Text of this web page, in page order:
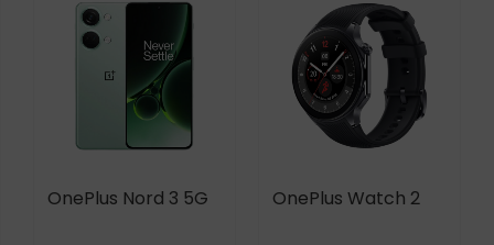
OnePlus Nord 3 5G OnePlus Watch 2